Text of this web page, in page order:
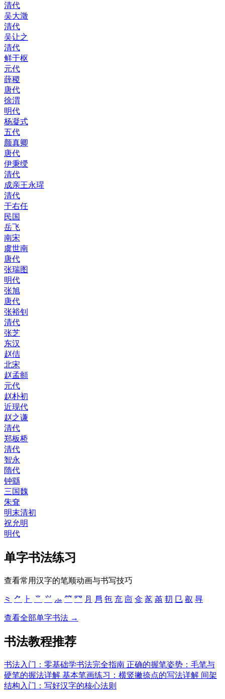
清代
吴大澂
清代
吴让之
清代
鲜于枢
元代
薛稷
唐代
徐渭
明代
杨凝式
五代
颜真卿
唐代
伊秉绶
清代
成亲王永瑆
清代
于右任
民国
岳飞
南宋
虞世南
唐代
张瑞图
明代
张旭
唐代
张裕钊
清代
张芝
东汉
赵佶
北宋
赵孟頫
元代
赵朴初
近现代
赵之谦
清代
郑板桥
清代
智永
隋代
钟繇
三国魏
朱耷
明末清初
祝允明
明代
单字书法练习
查看常用汉字的笔顺动画与书写技巧
⺀ ⺈ ⺊ ⺌ ⺍ ⺗ ⺮ ⺳ ⺼ 㐆 㐌 㐬 㐭 㐱 㒸 㒼 㓞 㔾 㕡 㝵
查看全部单字书法 →
书法教程推荐
书法入门：零基础学书法完全指南 正确的握笔姿势：毛笔与
硬笔的握法详解 基本笔画练习：横竖撇捺点的写法详解 间架
结构入门：写好汉字的核心法则